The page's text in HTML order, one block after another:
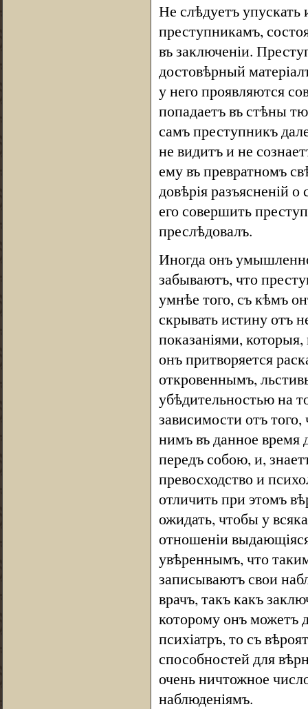
Не слѣдуетъ упускать
преступникамъ,
въ заключеніи.
достовѣрный
у него проявляются
попадаетъ въ стѣны
самъ преступникъ
не видитъ и не
ему въ превратномъ
довѣрія разъясненій
его совершить
преслѣдовалъ.
Иногда онъ
забываютъ, что
умнѣе того, съ кѣмъ
скрывать истину отъ
показаніями,
онъ притворяется
откровеннымъ,
убѣдительностью на
зависимости отъ
нимъ въ данное время
передъ собою, и,
превосходство и
отличить при этомъ
ожидать, чтобы у
отношеніи
увѣреннымъ, что
записываютъ свои
врачъ, такъ какъ
которому онъ можетъ
психіатръ, то съ
способностей для
очень ничтожное
наблюденіямъ.